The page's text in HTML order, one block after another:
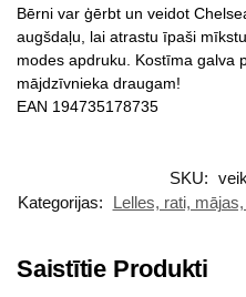
Bērni var ģērbt un veidot
augšdaļu, lai atrastu īpaši
modes apdruku. Kostīma galva
mājdzīvnieka draugam!
EAN 194735178735
SKU:
Kategorijas:
Lelles, rati,
Saistītie Produkti